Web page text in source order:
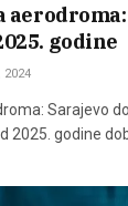
godine
2024
Sarajevo
2025. godine